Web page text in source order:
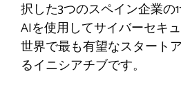
択した3つのスペイン企業の
AIを使用してサイバーセキ
世界で最も有望なスタート
るイニシアチブです。